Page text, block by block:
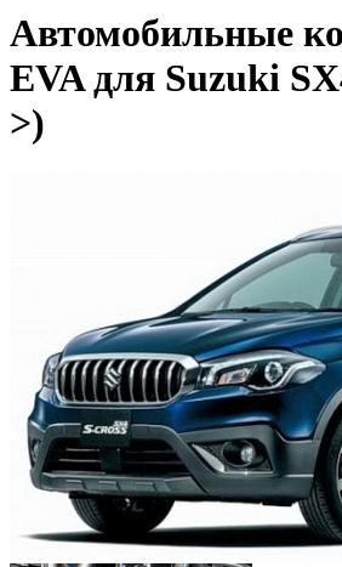
Автомобильные
EVA для Suzuki
>)